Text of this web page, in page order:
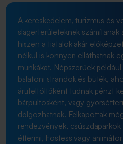
A kereskedelem, turizmus és
slágerterületeknek számítanak
hiszen a fiatalok akár
nélkül is könnyen elláthatnak
munkákat. Népszerűek
balatoni strandok és büfék,
árufeltöltőként tudnak pénzt
bárpultosként, vagy
dolgozhatnak. Felkapottak
rendezvények,
éttermi, hostess vagy